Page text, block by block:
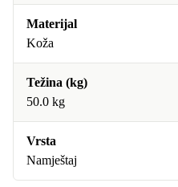
Materijal
Koža
Težina (kg)
50.0 kg
Vrsta
Namještaj